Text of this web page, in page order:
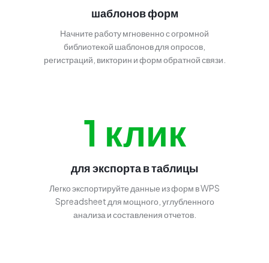
шаблонов форм
Начните работу мгновенно с огромной
библиотекой шаблонов для опросов,
регистраций, викторин и форм обратной связи.
1 клик
для экспорта в таблицы
Легко экспортируйте данные из форм в WPS
Spreadsheet для мощного, углубленного
анализа и составления отчетов.